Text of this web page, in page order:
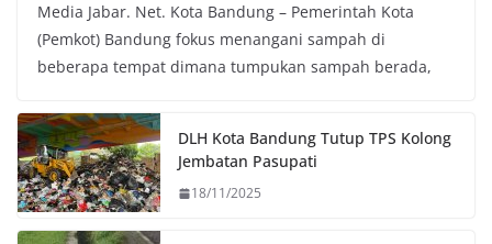
c
e
b
o
k
i
t
t
r
a
t
s
p
p
p
y
L
n
k
Media Jabar. Net. Kota Bandung – Pemerintah Kota
(Pemkot) Bandung fokus menangani sampah di
beberapa tempat dimana tumpukan sampah berada,
DLH Kota Bandung Tutup TPS Kolong
Jembatan Pasupati
18/11/2025